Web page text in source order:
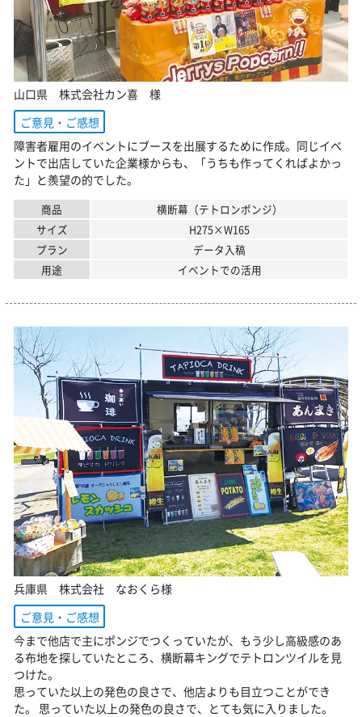
山口県 株式会社カン喜 様
ご意見・ご感想
障害者雇用のイベントにブースを出展するために作成。同じイベ
ントで出店していた企業様からも、「うちも作ってくればよかっ
た」と羨望の的でした。
商品
横断幕（テトロンポンジ）
サイズ
H275×W165
プラン
データ入稿
用途
イベントでの活用
兵庫県 株式会社 なおくら様
ご意見・ご感想
今まで他店で主にポンジでつくっていたが、もう少し高級感のあ
る布地を探していたところ、横断幕キングでテトロンツイルを見
つけた。
思っていた以上の発色の良さで、他店よりも目立つことができ
た。 思っていた以上の発色の良さで、とても気に入りました。